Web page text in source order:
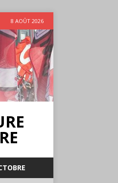
8 AOÛT 2026